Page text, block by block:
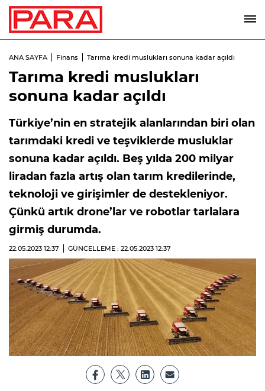
ANA SAYFA Finans Tarıma kredi muslukları sonuna kadar açıldı
Tarıma kredi muslukları
sonuna kadar açıldı
Türkiye’nin en stratejik alanlarından biri olan
tarımdaki kredi ve teşviklerde musluklar
sonuna kadar açıldı. Beş yılda 200 milyar
liradan fazla artış olan tarım kredilerinde,
teknoloji ve girişimler de destekleniyor.
Çünkü artık drone’lar ve robotlar tarlalara
girmiş durumda.
22.05.2023 12:37 GÜNCELLEME : 22.05.2023 12:37